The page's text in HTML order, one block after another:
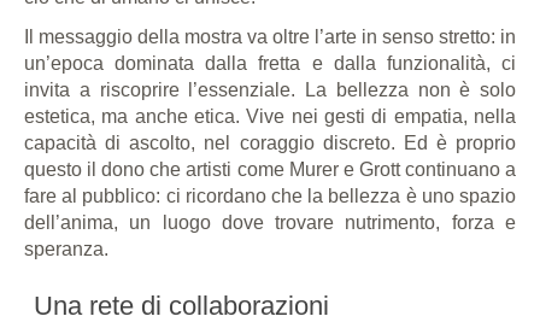
Il messaggio della mostra va oltre l’arte in senso stretto: in
un’epoca dominata dalla fretta e dalla funzionalità, ci
invita a riscoprire l’essenziale. La bellezza non è solo
estetica, ma anche etica. Vive nei gesti di empatia, nella
capacità di ascolto, nel coraggio discreto. Ed è proprio
questo il dono che artisti come Murer e Grott continuano a
fare al pubblico: ci ricordano che la bellezza è uno spazio
dell’anima, un luogo dove trovare nutrimento, forza e
speranza.
Una rete di collaborazioni